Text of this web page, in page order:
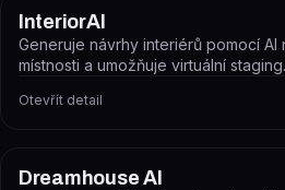
InteriorAI
Generuje návrhy interiérů pomocí
místnosti a umožňuje virtuální
Otevřít detail
Dreamhouse AI